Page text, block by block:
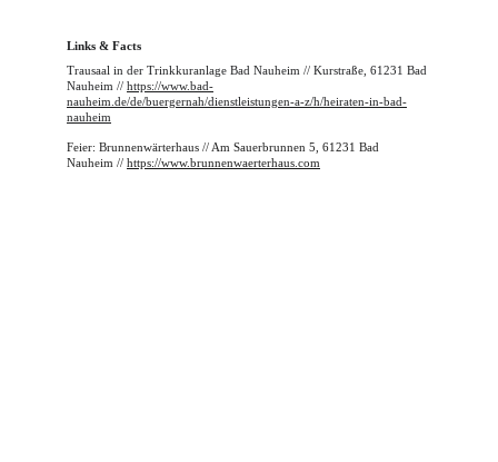
Links & Facts
Trausaal in der Trinkkuranlage Bad Nauheim // Kurstraße, 61231 Bad
Nauheim // https://www.bad-
nauheim.de/de/buergernah/dienstleistungen-a-z/h/heiraten-in-bad-
nauheim
Feier: Brunnenwärterhaus // Am Sauerbrunnen 5, 61231 Bad
Nauheim // https://www.brunnenwaerterhaus.com